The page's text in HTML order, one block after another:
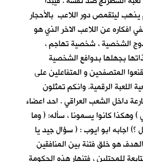
يذهب ليتقمص دور اللاعب بالأحجار
افكاره عن اللاعب الاخر الذي هو
الشخصية ، شخصية تهاجم ،
بجهلها بدوافع الشخصية
المتصفحين و المتفاعلين على
اللعبة الرقمية. وانكم تمثلون
داخل الشعب العراقي . احد اعضاء
) وهكذا كانوا يسمونا ، سأله: ( وما
اجابه ابو ايوب : ( سؤال جيد يا
هو خلق فتنة بين المنافقين
للمحتلين ، فتنهار هذه الحكومة